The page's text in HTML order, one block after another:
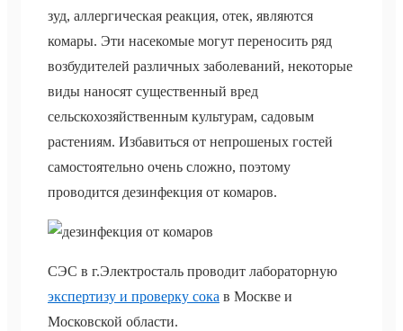
зуд, аллергическая реакция, отек, являются
комары. Эти насекомые могут переносить ряд
возбудителей различных заболеваний, некоторые
виды наносят существенный вред
сельскохозяйственным культурам, садовым
растениям. Избавиться от непрошеных гостей
самостоятельно очень сложно, поэтому
проводится дезинфекция от комаров.
СЭС в г.Электросталь проводит лабораторную
экспертизу и проверку сока в Москве и
Московской области.